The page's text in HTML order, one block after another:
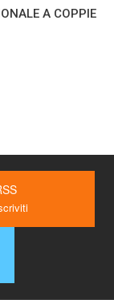
A COPPIE